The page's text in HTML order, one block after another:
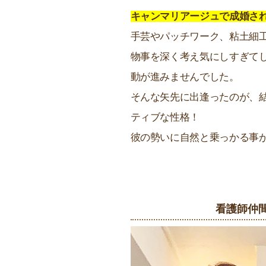
キャンマリアージュで成婚さ
手芸やパッチワーク、粘土
物事を深く考え気にしすぎて
動が進みませんでした。
そんな矢先に出逢ったのが、
ティブな性格！
彼の勢いに自然と乗っかる事
看護師仲